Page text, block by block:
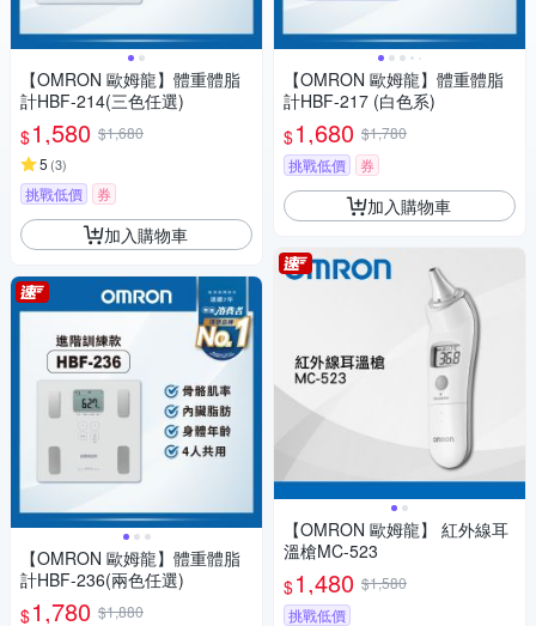
【OMRON 歐姆龍】體重體脂
計HBF-214(三色任選)
$1,580 $1,680
5 (3)
挑戰低價 券
加入購物車
【OMRON 歐姆龍】體重體脂
計HBF-236(兩色任選)
$1,780 $1,880
【OMRON 歐姆龍】體重體脂
計HBF-217 (白色系)
$1,680 $1,780
挑戰低價
券
加入購物車
【OMRON 歐姆龍】 紅外線耳
溫槍MC-523
$1,480 $1,580
挑戰低價